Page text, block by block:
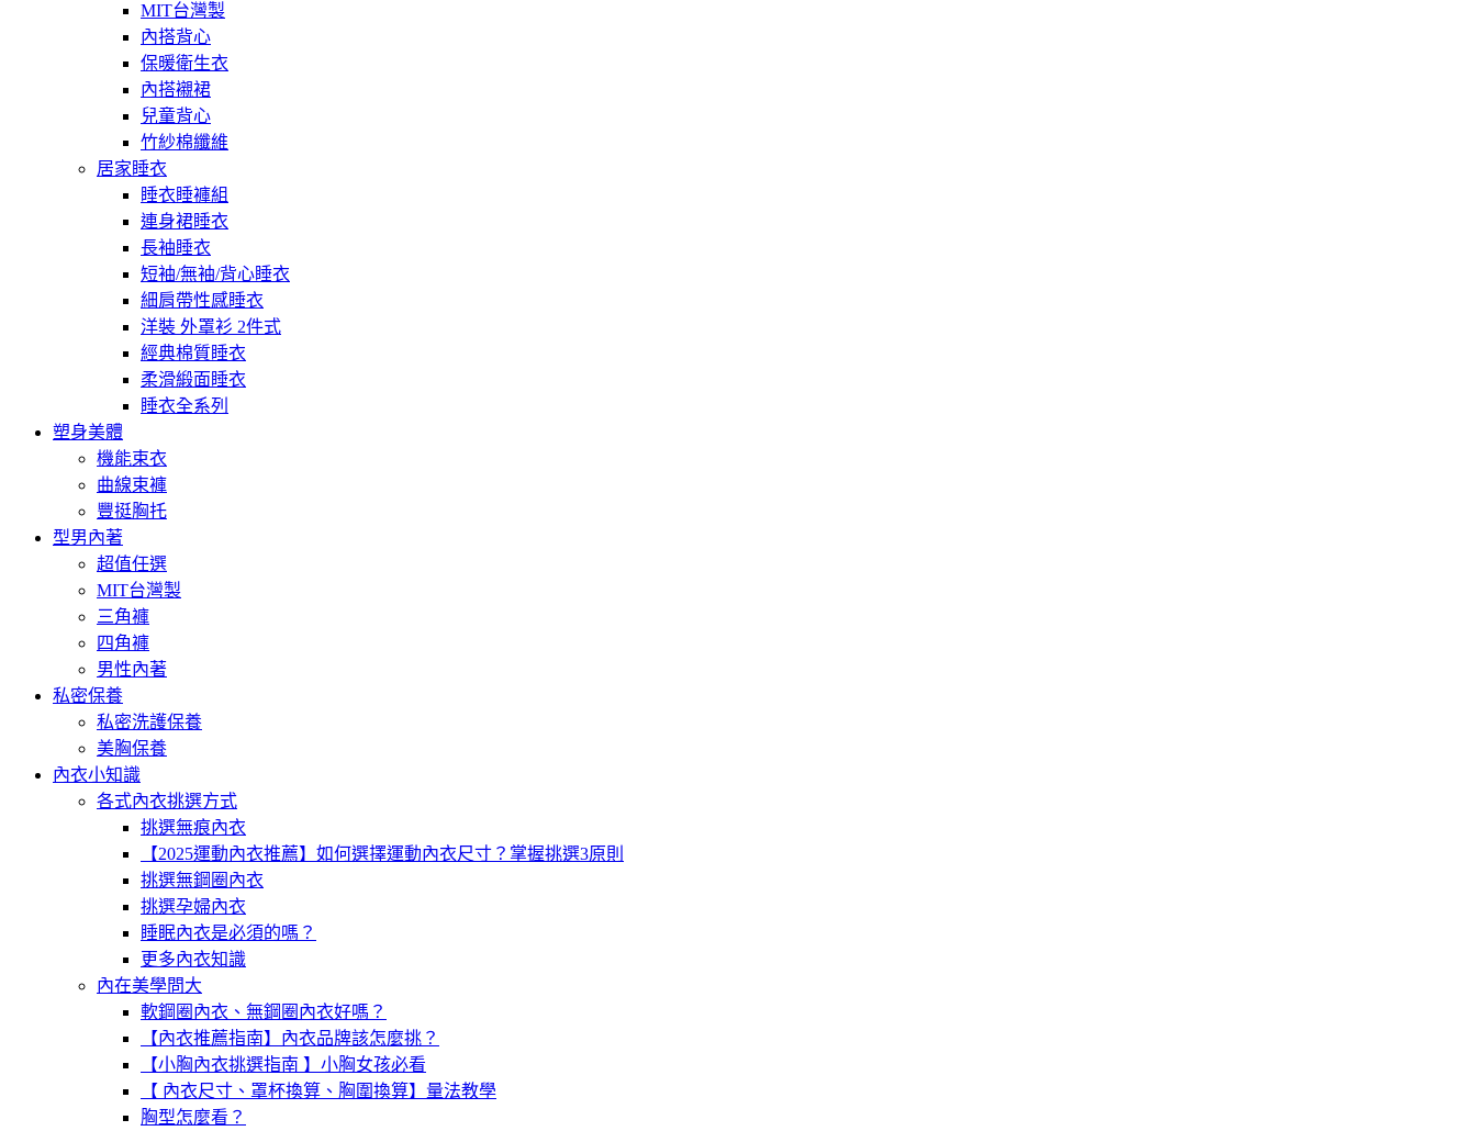
MIT台灣製
內搭背心
保暖衛生衣
內搭襯裙
兒童背心
竹紗棉纖維
居家睡衣
睡衣睡褲組
連身裙睡衣
長袖睡衣
短袖/無袖/背心睡衣
細肩帶性感睡衣
洋裝 外罩衫 2件式
經典棉質睡衣
柔滑緞面睡衣
睡衣全系列
塑身美體
機能束衣
曲線束褲
豐挺胸托
型男內著
超值任選
MIT台灣製
三角褲
四角褲
男性內著
私密保養
私密洗護保養
美胸保養
內衣小知識
各式內衣挑選方式
挑選無痕內衣
【2025運動內衣推薦】如何選擇運動內衣尺寸？掌握挑選3原則
挑選無鋼圈內衣
挑選孕婦內衣
睡眠內衣是必須的嗎？
更多內衣知識
內在美學問大
軟鋼圈內衣、無鋼圈內衣好嗎？
【內衣推薦指南】內衣品牌該怎麼挑？
【小胸內衣挑選指南 】小胸女孩必看
【 內衣尺寸、罩杯換算、胸圍換算】量法教學
胸型怎麼看？